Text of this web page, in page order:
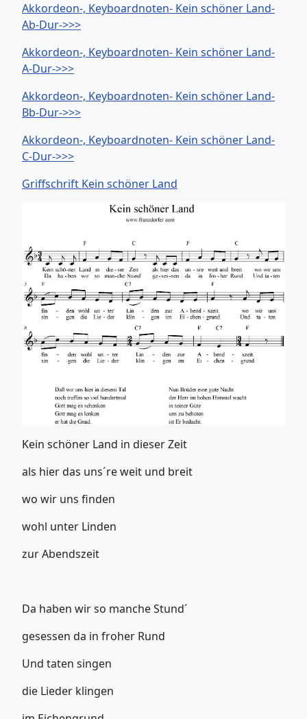
Akkordeon-, Keyboardnoten- Kein schöner Land-
Ab-Dur->>>
Akkordeon-, Keyboardnoten- Kein schöner Land-
A-Dur->>>
Akkordeon-, Keyboardnoten- Kein schöner Land-
Bb-Dur->>>
Akkordeon-, Keyboardnoten- Kein schöner Land-
C-Dur->>>
Griffschrift Kein schöner Land
Kein schöner Land in dieser Zeit
als hier das uns´re weit und breit
wo wir uns finden
wohl unter Linden
zur Abendszeit
Da haben wir so manche Stund´
gesessen da in froher Rund
Und taten singen
die Lieder klingen